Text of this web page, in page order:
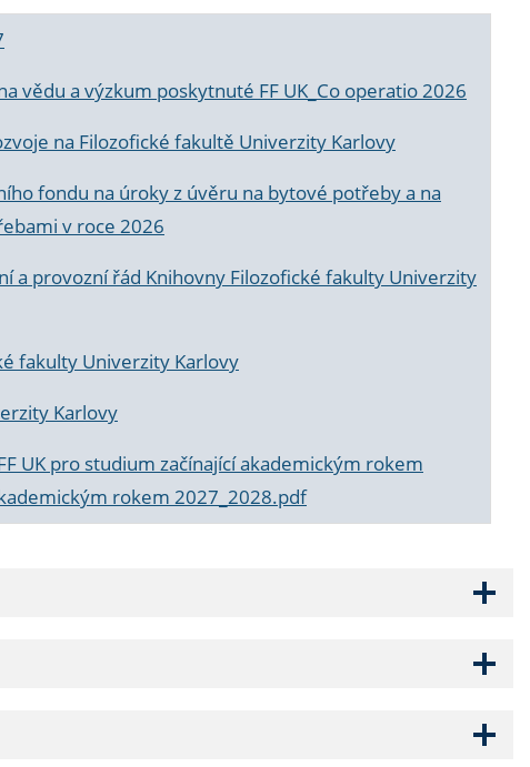
vědu a výzkum poskytnuté FF UK_Co operatio 2026
na Filozofické fakultě Univerzity Karlovy
fondu na úroky z úvěru na bytové potřeby a na
v roce 2026
a provozní řád Knihovny Filozofické fakulty Univerzity
fakulty Univerzity Karlovy
Karlovy
UK pro studium začínající akademickým rokem
rokem 2027_2028.pdf